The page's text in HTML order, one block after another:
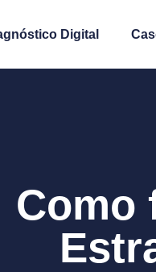
Digital
Como